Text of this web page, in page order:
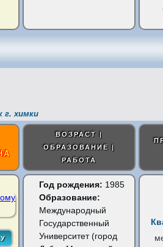
г. химки
ВОЗРАСТ |
ОБРАЗОВАНИЕ |
РАБОТА
Год рождения: 1985
Образование:
Международный
Государственный
Университет (город